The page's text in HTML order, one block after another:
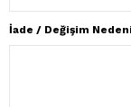
İade / Değişim Nedeni